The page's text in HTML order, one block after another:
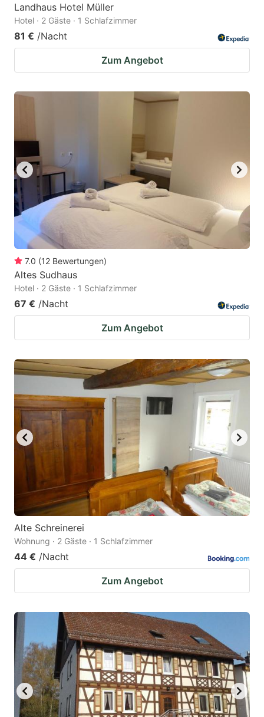
Landhaus Hotel Müller
Hotel · 2 Gäste · 1 Schlafzimmer
81 € /Nacht
Zum Angebot
7.0 (12 Bewertungen)
Altes Sudhaus
Hotel · 2 Gäste · 1 Schlafzimmer
67 € /Nacht
Zum Angebot
Alte Schreinerei
Wohnung · 2 Gäste · 1 Schlafzimmer
44 € /Nacht
Zum Angebot